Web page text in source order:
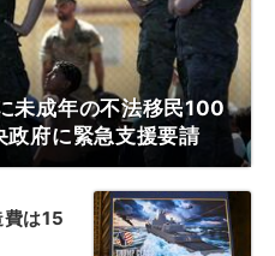
未成年の不法移民100
府に緊急支援要請
費は15